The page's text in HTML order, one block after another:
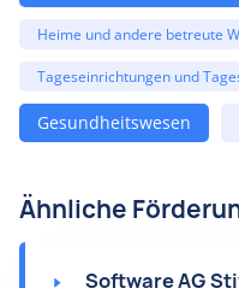
Heime und andere betreute
Tageseinrichtungen und
Gesundheitswesen
Ähnliche
Software AG